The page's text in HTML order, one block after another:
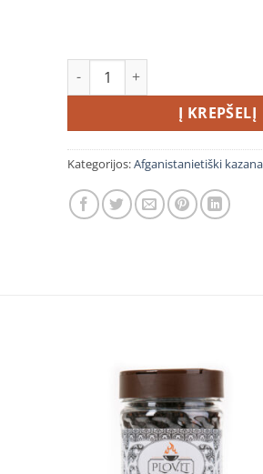
produkto kiekis: Afganistano
Į KREPŠELĮ
Kategorijos:Afganistanietiški